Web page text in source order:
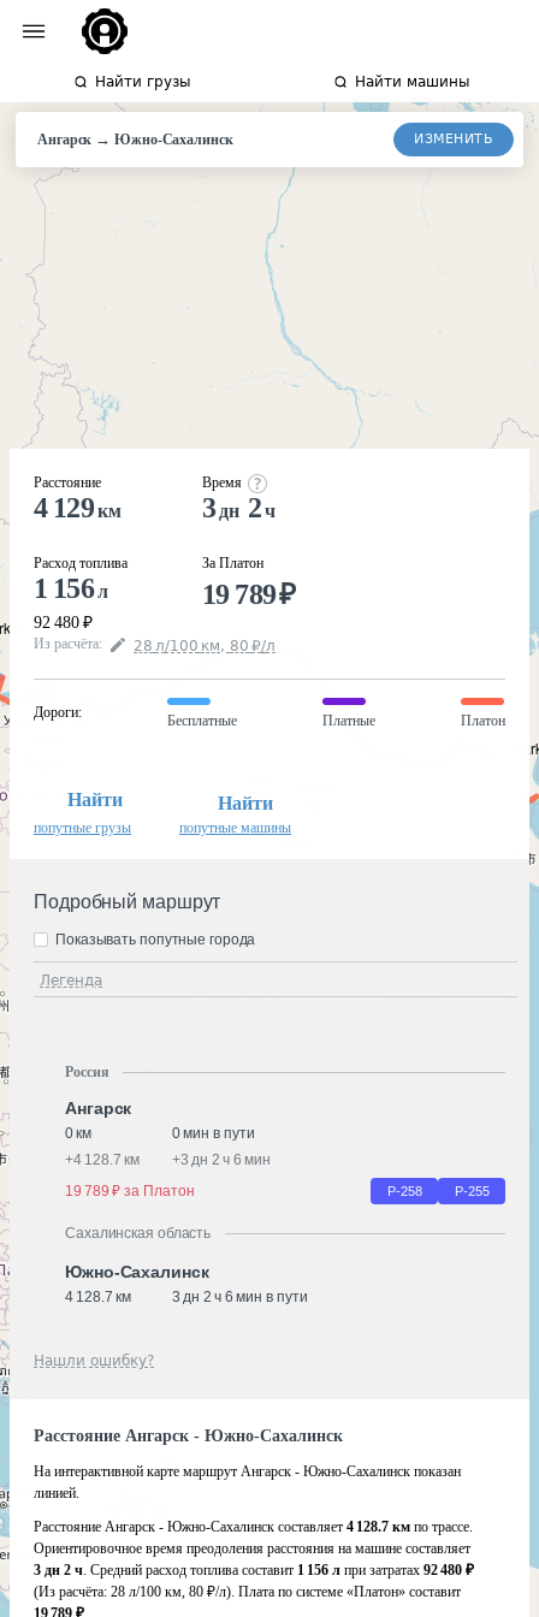
Найти грузы Найти машины
Ангарск →Южно-Сахалинск ИЗМЕНИТЬ
Расстояние
4 129км
Расход топлива
1 156л
92 480 ₽
Время
3 дн 2 ч
За Платон
19 789₽
Из расчёта: 28 л/100 км, 80 ₽/л
Дороги:
Бесплатные Платные Платон
Найти
попутные грузы
Найти
попутные машины
Подробный маршрут
Легенда
Показывать попутные города
Россия
Ангарск
0 км
0 мин в пути
+4 128.7 км +3 дн 2 ч 6 мин
19 789 ₽ за Платон
Р-258 Р-255
Сахалинская область
Южно-Сахалинск
4 128.7 км 3 дн 2 ч 6 мин в пути
Нашли ошибку?
Расстояние Ангарск - Южно-Сахалинск
На интерактивной карте маршрут Ангарск - Южно-Сахалинск показан
линией.
Расстояние Ангарск - Южно-Сахалинск составляет 4 128.7 км по трассе.
Ориентировочное время преодоления расстояния на машине составляет
3 дн 2 ч. Средний расход топлива составит 1 156 л при затратах 92 480 ₽
(Из расчёта: 28 л/100 км, 80 ₽/л). Плата по системе «Платон» составит
19 789 ₽